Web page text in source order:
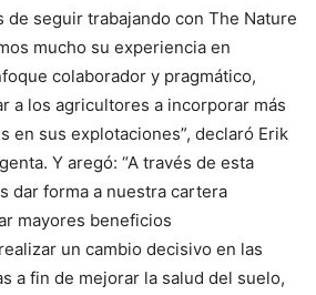
de seguir trabajando con The Nature
mucho su experiencia en
colaborador y pragmático,
a los agricultores a incorporar más
en sus explotaciones”, declaró Erik
Y aregó: “A través de esta
dar forma a nuestra cartera
mayores beneficios
un cambio decisivo en las
a fin de mejorar la salud del suelo,